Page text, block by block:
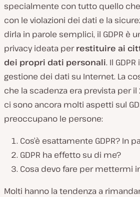
specialmente con tutto quello
con le violazioni dei dati e la
dirla in parole semplici, il GDPR è
privacy ideata perrestituire ai
dei propri dati personali. Il
gestione dei dati su Internet. La
che la scadenza era prevista per il
ci sono ancora molti aspetti sul
preoccupano le persone:
Cos’è esattamente GDPR? In
GDPR ha effetto su di me?
Cosa devo fare per mettermi
Molti hanno la tendenza a